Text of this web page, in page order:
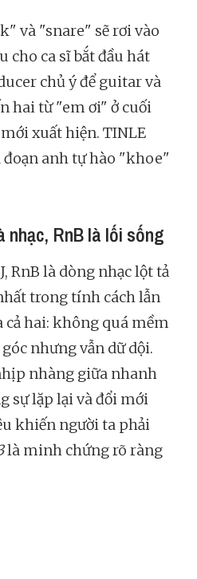
và "snare" sẽ rơi vào
cho ca sĩ bắt đầu hát
chủ ý để guitar và
hai từ "em ơi" ở cuối
xuất hiện. TINLE
đoạn anh tự hào "khoe"
nhạc, RnB là lối sống
RnB là dòng nhạc lột tả
trong tính cách lẫn
cả hai: không quá mềm
nhưng vẫn dữ dội.
nhàng giữa nhanh
sự lặp lại và đổi mới
khiến người ta phải
là minh chứng rõ ràng